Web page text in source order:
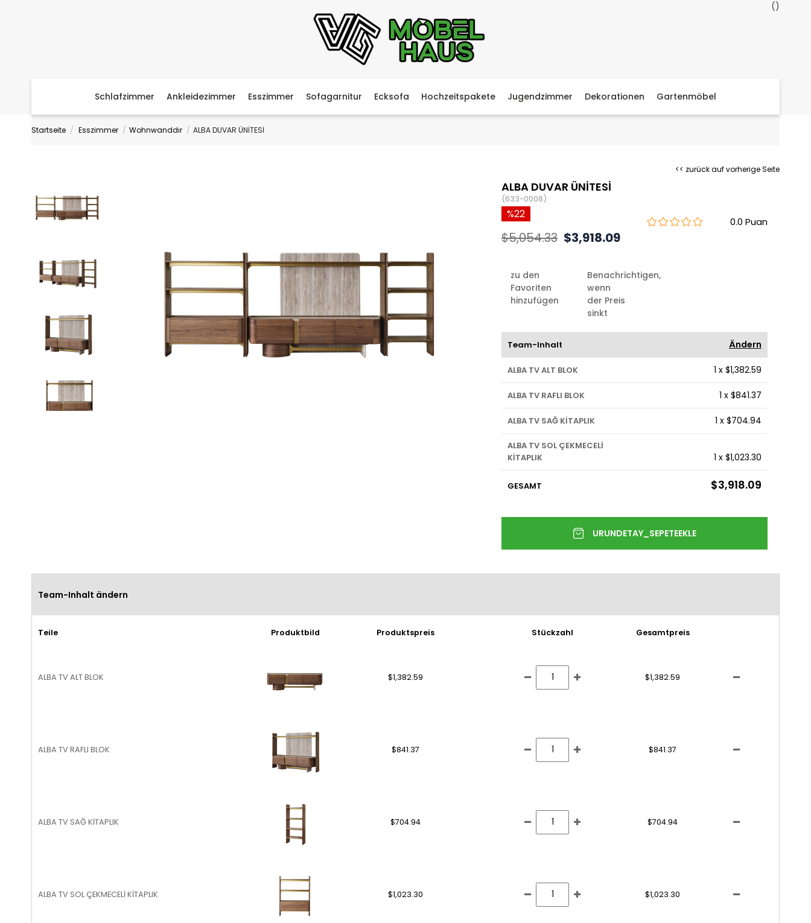
Schlafzimmer Ankleidezimmer Esszimmer Sofagarnitur Ecksofa Hochzeitspakete Jugendzimmer Dekorationen Gartenmöbel
Startseite Esszimmer Wohnwanddır ALBA DUVAR ÜNİTESİ
<< zurück auf vorherige Seite
ALBA DUVAR ÜNİTESİ
(633-0008)
0.0
22
$5,054.33 $3,918.09
zu den
Favoriten
hinzufügen
Benachrichtigen,
wenn
der Preis
sinkt
Team-Inhalt Ändern
ALBA TV ALT BLOK 1 x $1,382.59
ALBA TV RAFLI BLOK 1 x $841.37
ALBA TV SAĞ KİTAPLIK 1 x $704.94
ALBA TV SOL ÇEKMECELİ
KİTAPLIK
1 x $1,023.30
GESAMT $3,918.09
Team-Inhalt ändern
Teile Produktbild Produktspreis Stückzahl Gesamtpreis
ALBA TV ALT BLOK $1,382.59 $1,382.59
ALBA TV RAFLI BLOK $841.37 $841.37
ALBA TV SAĞ KİTAPLIK $704.94 $704.94
ALBA TV SOL ÇEKMECELİ KİTAPLIK $1,023.30 $1,023.30